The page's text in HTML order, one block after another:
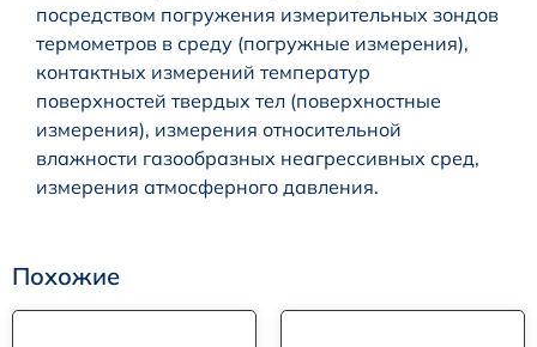
посредством погружения измерительных зондов
термометров в среду (погружные измерения),
контактных измерений температур
поверхностей твердых тел (поверхностные
измерения), измерения относительной
влажности газообразных неагрессивных сред,
измерения атмосферного давления.
Похожие